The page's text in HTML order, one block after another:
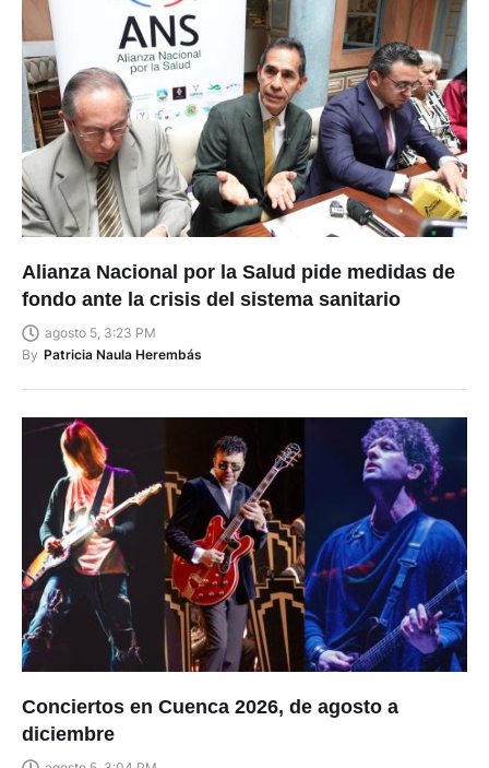
Alianza Nacional por la Salud pide medidas de
fondo ante la crisis del sistema sanitario
agosto 5, 3:23 PM
By Patricia Naula Herembás
Conciertos en Cuenca 2026, de agosto a
diciembre